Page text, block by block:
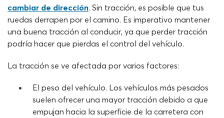
cambiar de dirección. Sin tracción, es posible que tus
ruedas derrapen por el camino. Es imperativo mantener
una buena tracción al conducir, ya que perder tracción
podría hacer que pierdas el control del vehículo.
La tracción se ve afectada por varios factores:
El peso del vehículo. Los vehículos más pesados
suelen ofrecer una mayor tracción debido a que
empujan hacia la superficie de la carretera con